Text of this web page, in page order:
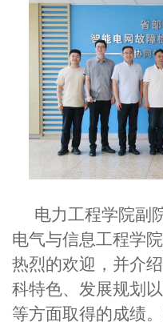
电力工程学院副
电气与信息工程学
热烈的欢迎，并介
科特色、发展规划
等方面取得的成绩